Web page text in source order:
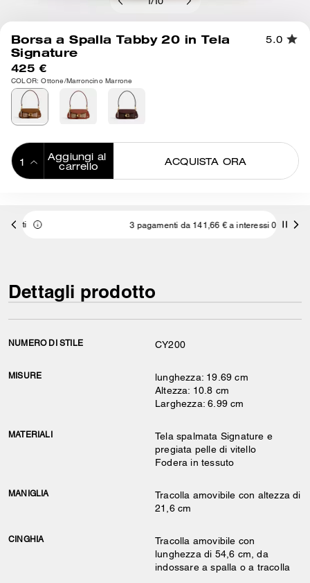
1/ 10
Borsa a Spalla Tabby 20 in Tela
Signature
5.0
425 €
COLOR: Ottone/Marroncino Marrone
Aggiungi al
carrello
ACQUISTA ORA
3 pagamenti da 141,66 € a interessi 0% con
Dettagli prodotto
NUMERO DI STILE CY200
MISURE
lunghezza: 19.69 cm
Altezza: 10.8 cm
Larghezza: 6.99 cm
MATERIALI
Tela spalmata Signature e
pregiata pelle di vitello
Fodera in tessuto
MANIGLIA
Tracolla amovibile con altezza di
21,6 cm
CINGHIA
Tracolla amovibile con
lunghezza di 54,6 cm, da
indossare a spalla o a tracolla